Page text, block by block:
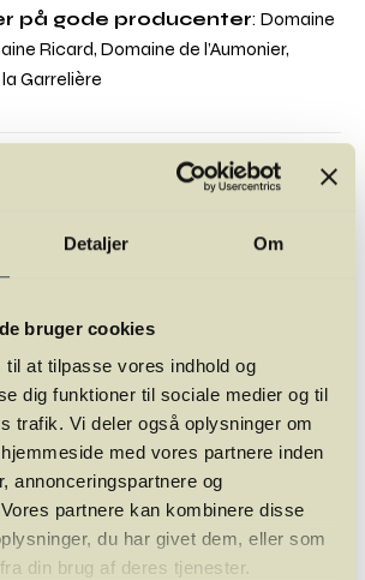
Detaljer Om
bruger cookies
at tilpasse vores indhold og
dig funktioner til sociale medier og til
trafik. Vi deler også oplysninger om
med vores partnere inden
annonceringspartnere og
partnere kan kombinere disse
du har givet dem, eller som
din brug af deres tjenester.
på gode producenter: Domaine
Ricard, Domaine de l’Aumonier,
Garrelière
Bohl
Bohl er vinskribent på DinVinGuide
Flaskevis. Han har en akademisk